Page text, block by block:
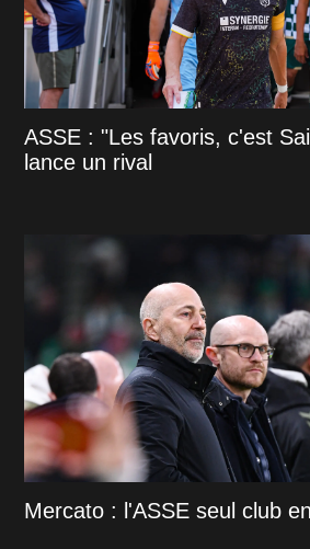
ASSE : "Les favoris, c'est
lance un rival
Mercato : l'ASSE seul club